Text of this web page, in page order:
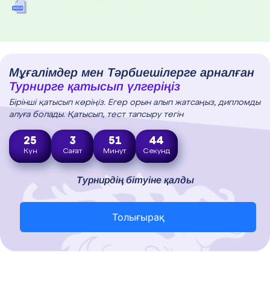
Мұғалімдер мен Тәрбиешілерге арналған
Турнирге қатысып үлгеріңіз
Бірінші қатысып көріңіз. Егер орын алып жатсаңыз, дипломды
алуға болады. Қатысып, тест тапсыру тегін
25
Күн
3
Сағат
51
Минут
43
Секунд
Турнирдің бітуіне қалды
Толығырақ